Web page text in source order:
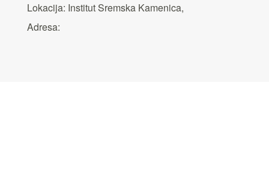
Lokacija: Institut Sremska Kamenica,
Adresa: